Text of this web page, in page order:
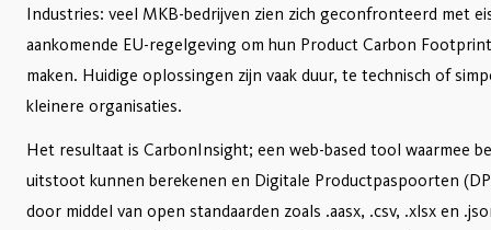
Industries: veel MKB-bedrijven zien zich geconfronteerd met
aankomende EU-regelgeving om hun Product Carbon
maken. Huidige oplossingen zijn vaak duur, te technisch of
kleinere organisaties.
Het resultaat is CarbonInsight; een web-based tool waarmee
uitstoot kunnen berekenen en Digitale Productpaspoorten
door middel van open standaarden zoals .aasx, .csv, .xlsx en